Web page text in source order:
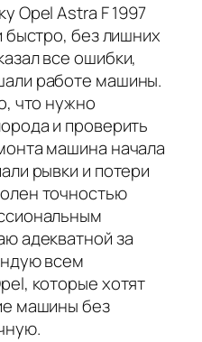
Opel Astra F 1997
быстро, без лишних
все ошибки,
работе машины.
что нужно
и проверить
машина начала
рывки и потери
точностью
адекватной за
всем
которые хотят
машины без